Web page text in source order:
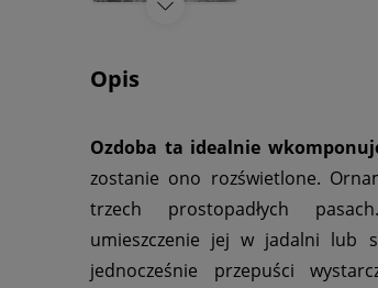
Opis
Ozdoba ta idealnie
zostanie ono rozświetlone.
trzech prostopadłych
umieszczenie jej w jadalni lub
jednocześnie przepuści